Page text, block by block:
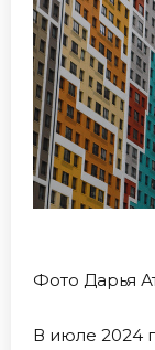
Фото Дарья
В июле 2024